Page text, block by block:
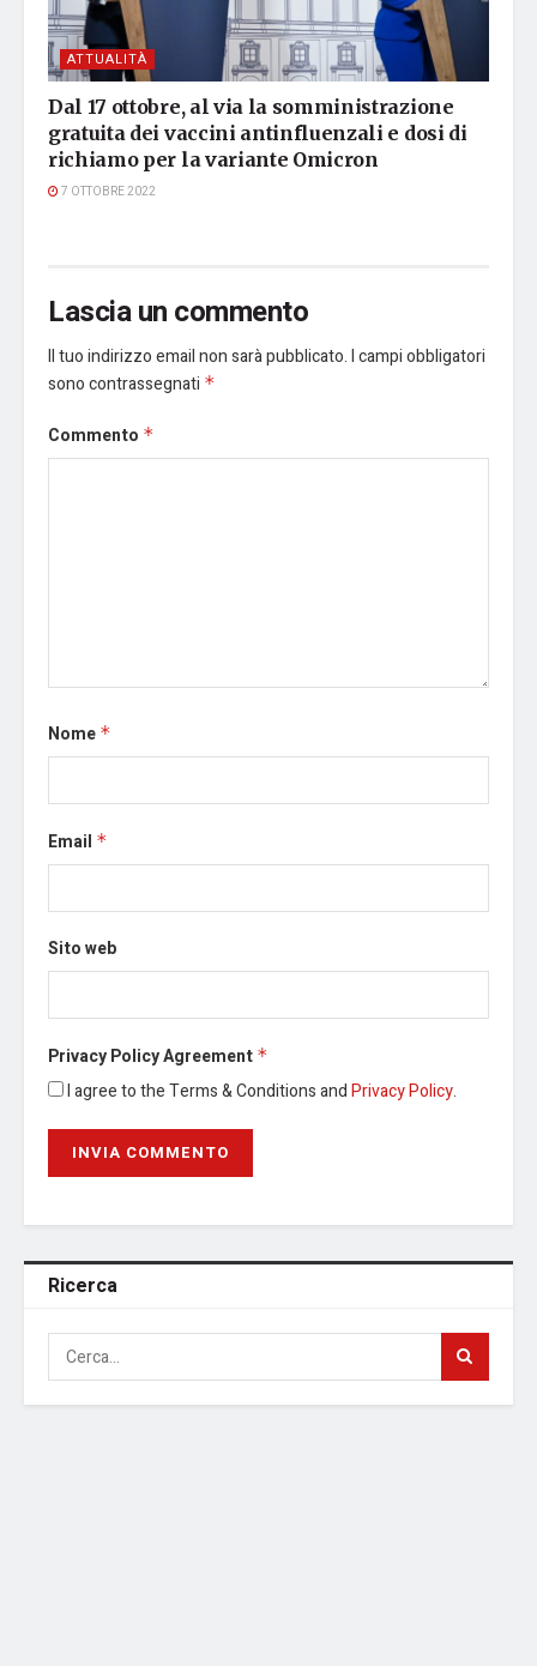
ATTUALITÀ
Dal 17 ottobre, al via la somministrazione
gratuita dei vaccini antinfluenzali e dosi di
richiamo per la variante Omicron
7 OTTOBRE 2022
Lascia un commento
Il tuo indirizzo email non sarà pubblicato.I campi obbligatori
sono contrassegnati *
Commento *
Nome *
Email *
Sito web
Privacy Policy Agreement *
I agree to the Terms & Conditions andPrivacy Policy.
Ricerca